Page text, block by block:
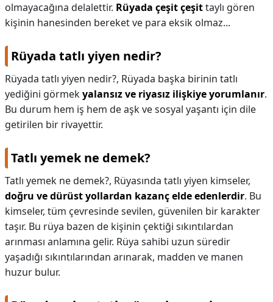
olmayacağına delalettir. Rüyada çeşit çeşittaylı gören
kişinin hanesinden bereket ve para eksik olmaz...
Rüyada tatlı yiyen nedir?
Rüyada tatlı yiyen nedir?, Rüyada başka birinin tatlı
yediğini görmekyalansız ve riyasız ilişkiye yorumlanır.
Bu durum hem iş hem de aşk ve sosyal yaşantı için dile
getirilen bir rivayettir.
Tatlı yemek ne demek?
Tatlı yemek ne demek?, Rüyasında tatlı yiyen kimseler,
doğru ve dürüst yollardan kazanç elde edenlerdir. Bu
kimseler, tüm çevresinde sevilen, güvenilen bir karakter
taşır. Bu rüya bazen de kişinin çektiği sıkıntılardan
arınması anlamına gelir. Rüya sahibi uzun süredir
yaşadığı sıkıntılarından arınarak, madden ve manen
huzur bulur.